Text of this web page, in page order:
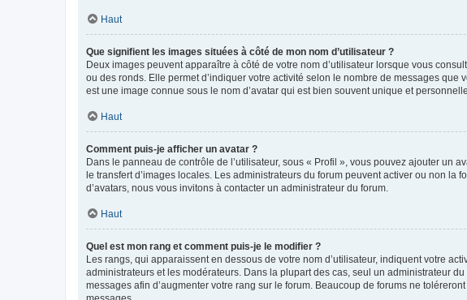
Haut
Que signifient les images situées à côté de mon nom d’utilisateur ?
Deux images peuvent apparaître à côté de votre nom d’utilisateur lorsque vous
ou des ronds. Elle permet d’indiquer votre activité selon le nombre de messages
est une image connue sous le nom d’avatar qui est bien souvent unique et
Haut
Comment puis-je afficher un avatar ?
Dans le panneau de contrôle de l’utilisateur, sous « Profil », vous pouvez ajouter un
le transfert d’images locales. Les administrateurs du forum peuvent activer ou non
d’avatars, nous vous invitons à contacter un administrateur du forum.
Haut
Quel est mon rang et comment puis-je le modifier ?
Les rangs, qui apparaissent en dessous de votre nom d’utilisateur, indiquent votre
administrateurs et les modérateurs. Dans la plupart des cas, seul un administrateur
messages afin d’augmenter votre rang sur le forum. Beaucoup de forums ne